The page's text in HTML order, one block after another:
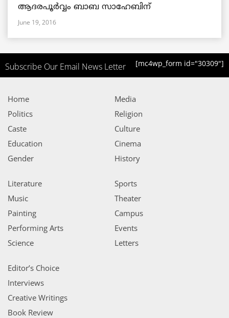
ആദരപൂര്‍വ്വം ബാബ സാഹേബിന്
June 19, 2016
Subscribe Our Email News Letter [mc4wp_form id="30309"]
Home
Politics
Caste
Education
Gender
Media
Religion
Culture
Cinema
History
Literature
Music
Painting
Performing Arts
Science
Sports
Theater
Campus
Events
Letters
Editor’s Choice
Interviews
Creative Writings
Book Review